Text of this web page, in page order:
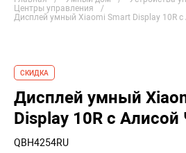
Центры управления
Дисплей умный Xiaomi Smart Display 10R
СКИДКА
Дисплей умный
Display 10R с
QBH4254RU